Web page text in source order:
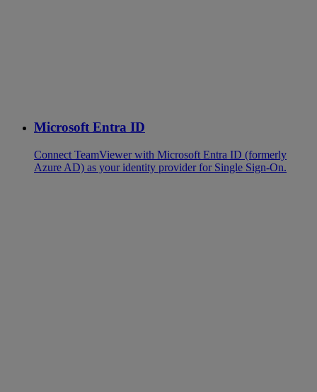
Microsoft Entra ID
Connect TeamViewer with Microsoft Entra ID (formerly
Azure AD) as your identity provider for Single Sign-On.